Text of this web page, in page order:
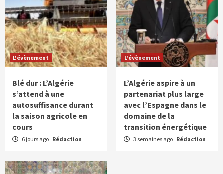
L'évènement
Blé dur : L’Algérie
s’attend à une
autosuffisance durant
la saison agricole en
cours
6 jours ago Rédaction
L'évènement
L’Algérie aspire à un
partenariat plus large
avec l’Espagne dans le
domaine de la
transition énergétique
3 semaines ago Rédaction